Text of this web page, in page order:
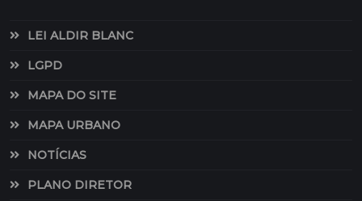
LEI ALDIR BLANC
LGPD
MAPA DO SITE
MAPA URBANO
NOTÍCIAS
PLANO DIRETOR